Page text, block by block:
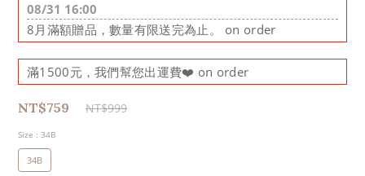
08/31 16:00
8月滿額贈品，數量有限送完為止。 on order
滿1500元，我們幫您出運費❤️ on order
NT$759 NT$999
Size : 34B
34B